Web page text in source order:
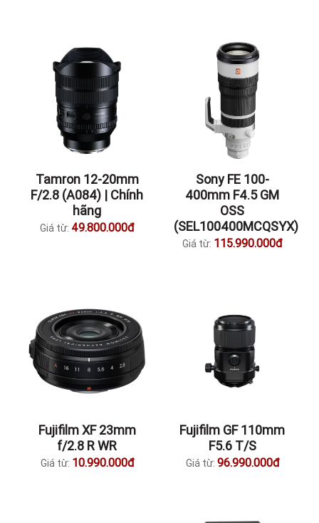
Tamron 12-20mm
F/2.8 (A084) | Chính
hãng
Giá từ: 49.800.000đ
Sony FE 100-
400mm F4.5 GM
OSS
(SEL100400MCQSYX)
Giá từ: 115.990.000đ
Fujifilm XF 23mm
f/2.8 R WR
Giá từ: 10.990.000đ
Fujifilm GF 110mm
F5.6 T/S
Giá từ: 96.990.000đ